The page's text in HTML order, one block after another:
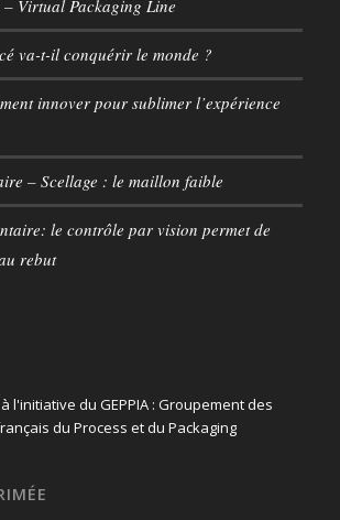
– Virtual Packaging Line
va-t-il conquérir le monde ?
innover pour sublimer l’expérience
– Scellage : le maillon faible
le contrôle par vision permet de
rebut
l'initiative du GEPPIA : Groupement des
du Process et du Packaging